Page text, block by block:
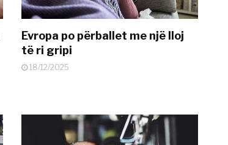
Evropa po përballet me një lloj
të ri gripi
18/12/2025